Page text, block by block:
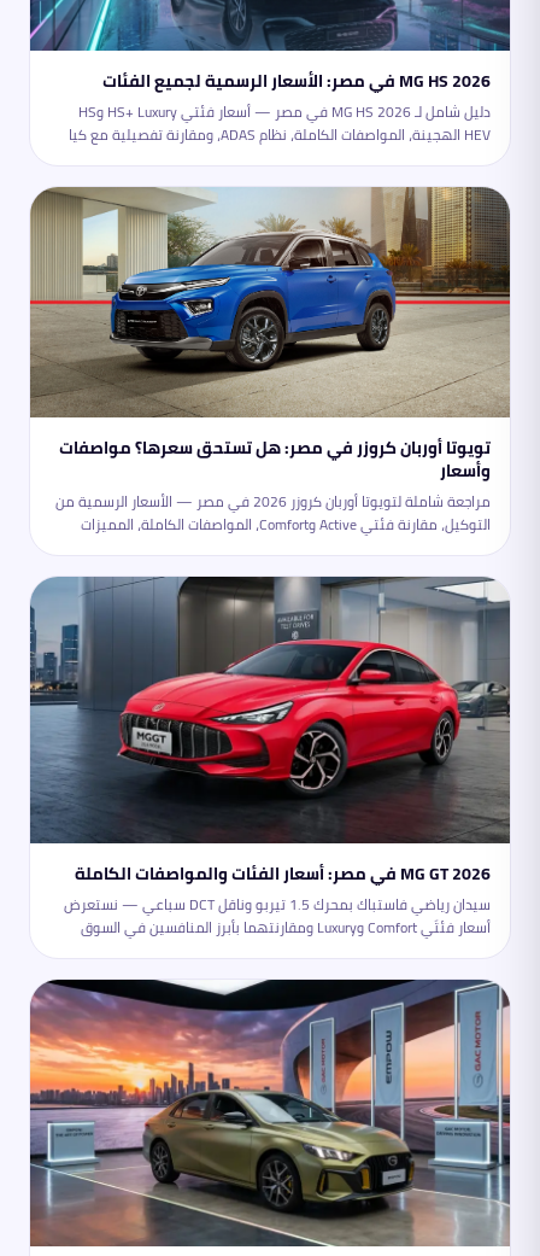
MG HS 2026 في مصر: الأسعار الرسمية لجميع الفئات
دليل شامل لـ MG HS 2026 في مصر — أسعار فئتي HS+ Luxury وHS
HEV الهجينة، المواصفات الكاملة، نظام ADAS، ومقارنة تفصيلية مع كيا
تويوتا أوربان كروزر في مصر: هل تستحق سعرها؟ مواصفات
وأسعار
مراجعة شاملة لتويوتا أوربان كروزر 2026 في مصر — الأسعار الرسمية من
التوكيل، مقارنة فئتي Active وComfort، المواصفات الكاملة، المميزات
والعيوب، ومقارنتها بأبرز المنافسين في سوق الكروس أوفر المدمجة.
MG GT 2026 في مصر: أسعار الفئات والمواصفات الكاملة
سيدان رياضي فاستباك بمحرك 1.5 تيربو وناقل DCT سباعي — نستعرض
أسعار فئتَي Comfort وLuxury ومقارنتهما بأبرز المنافسين في السوق
المصري.